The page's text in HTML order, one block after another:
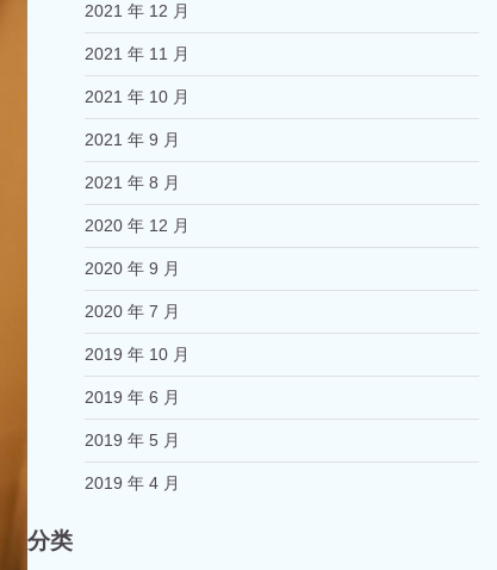
2021 年 12 月
2021 年 11 月
2021 年 10 月
2021 年 9 月
2021 年 8 月
2020 年 12 月
2020 年 9 月
2020 年 7 月
2019 年 10 月
2019 年 6 月
2019 年 5 月
2019 年 4 月
分类